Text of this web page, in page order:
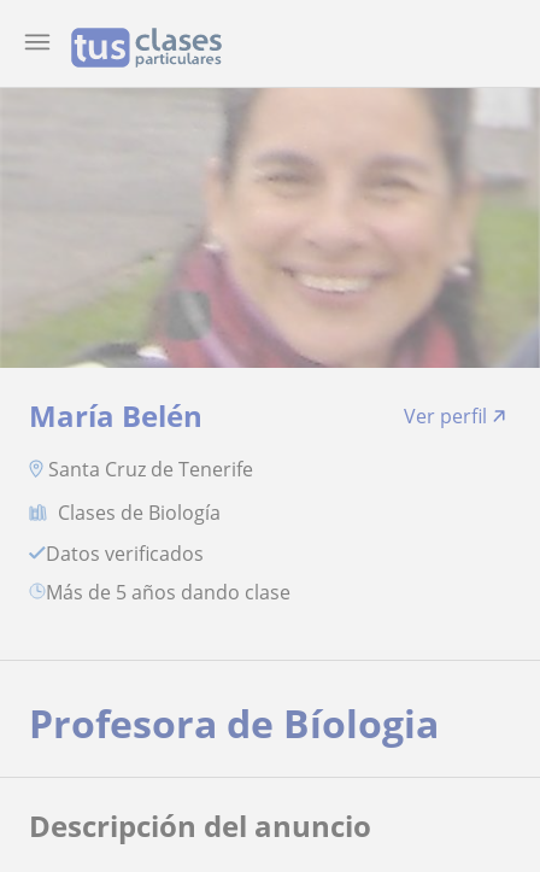
María Belén
Ver perfil
Santa Cruz de Tenerife
Clases de Biología
Datos verificados
más de 5 años dando clase
Profesora de Bíologia
Descripción del anuncio